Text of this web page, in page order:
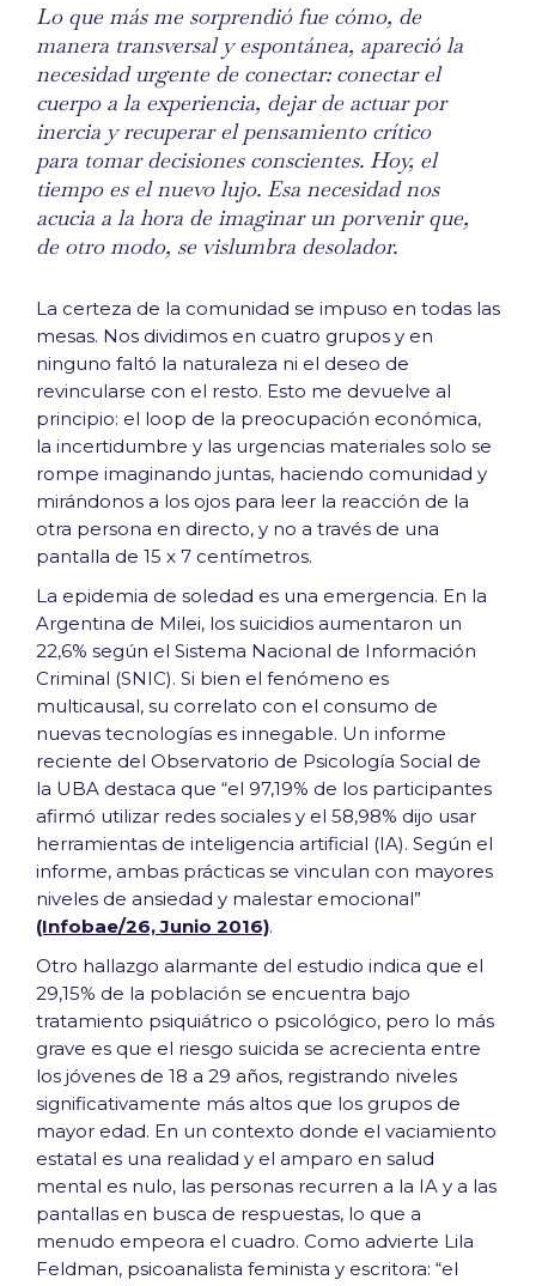
Lo que más me sorprendió fue cómo, de
manera transversal y espontánea, apareció la
necesidad urgente de conectar: conectar el
cuerpo a la experiencia, dejar de actuar por
inercia y recuperar el pensamiento crítico
para tomar decisiones conscientes. Hoy, el
tiempo es el nuevo lujo. Esa necesidad nos
acucia a la hora de imaginar un porvenir que,
de otro modo, se vislumbra desolador.
La certeza de la comunidad se impuso en todas las
mesas. Nos dividimos en cuatro grupos y en
ninguno faltó la naturaleza ni el deseo de
revincularse con el resto. Esto me devuelve al
principio: el loop de la preocupación económica,
la incertidumbre y las urgencias materiales solo se
rompe imaginando juntas, haciendo comunidad y
mirándonos a los ojos para leer la reacción de la
otra persona en directo, y no a través de una
pantalla de 15 x 7 centímetros.
La epidemia de soledad es una emergencia. En la
Argentina de Milei, los suicidios aumentaron un
22,6% según el Sistema Nacional de Información
Criminal (SNIC). Si bien el fenómeno es
multicausal, su correlato con el consumo de
nuevas tecnologías es innegable. Un informe
reciente del Observatorio de Psicología Social de
la UBA destaca que “el 97,19% de los participantes
afirmó utilizar redes sociales y el 58,98% dijo usar
herramientas de inteligencia artificial (IA). Según el
informe, ambas prácticas se vinculan con mayores
niveles de ansiedad y malestar emocional”
(Infobae/26, Junio 2016).
Otro hallazgo alarmante del estudio indica que el
29,15% de la población se encuentra bajo
tratamiento psiquiátrico o psicológico, pero lo más
grave es que el riesgo suicida se acrecienta entre
los jóvenes de 18 a 29 años, registrando niveles
significativamente más altos que los grupos de
mayor edad. En un contexto donde el vaciamiento
estatal es una realidad y el amparo en salud
mental es nulo, las personas recurren a la IA y a las
pantallas en busca de respuestas, lo que a
menudo empeora el cuadro. Como advierte Lila
Feldman, psicoanalista feminista y escritora: “el